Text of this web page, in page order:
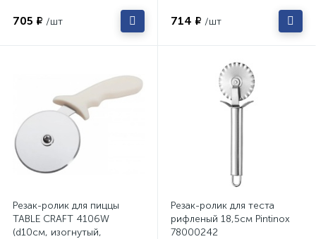
705 ₽ /шт 714 ₽ /шт
Резак-ролик для пиццы
TABLE CRAFT 4106W
(d10см, изогнутый,
Резак-ролик для теста
рифленый 18,5см Pintinox
78000242